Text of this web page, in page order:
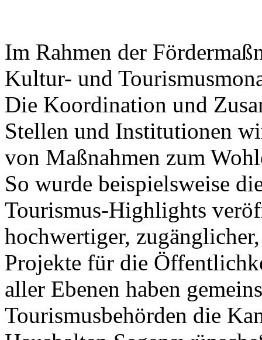
Im Rahmen der
Kultur- und
Die Koordination und
Stellen und Institutionen
von Maßnahmen zum
So wurde beispielsweise
Tourismus-Highlights
hochwertiger,
Projekte für die
aller Ebenen haben
Tourismusbehörden die